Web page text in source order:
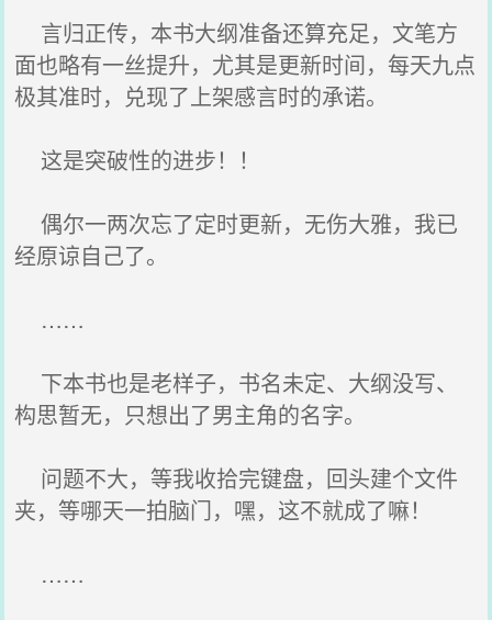
言归正传，本书大纲准备还算充足，文笔方
面也略有一丝提升，尤其是更新时间，每天九点
极其准时，兑现了上架感言时的承诺。
这是突破性的进步！！
偶尔一两次忘了定时更新，无伤大雅，我已
经原谅自己了。
……
下本书也是老样子，书名未定、大纲没写、
构思暂无，只想出了男主角的名字。
问题不大，等我收拾完键盘，回头建个文件
夹，等哪天一拍脑门，嘿，这不就成了嘛！
……